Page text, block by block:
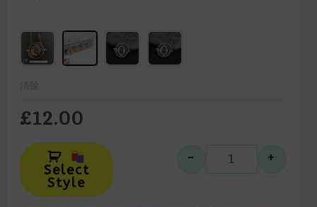
£12.00
哈利波特 時
- +
Select
Style